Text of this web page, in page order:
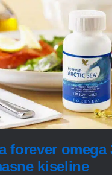
forever omega
kiseline